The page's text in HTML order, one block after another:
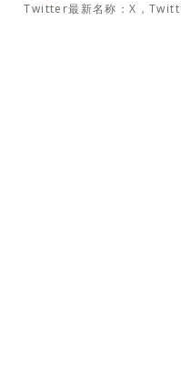
Twitter最新名称：X，